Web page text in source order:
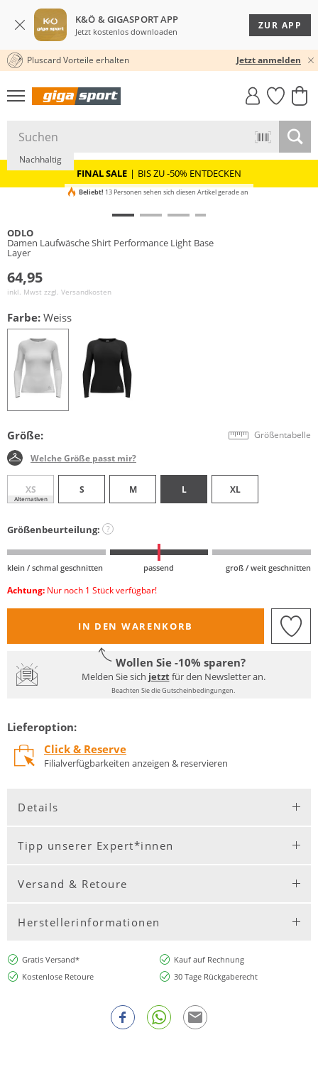
K&Ö & GIGASPORT APP
Jetzt kostenlos downloaden
ZUR APP
30 TAGE RÜCKGABERECHT
Pluscard Vorteile erhalten Jetzt anmelden
GIGASTYLE
FAHRRAD­
MUST-HAVE
FINAL SALE | BIS ZU -50% ENTDECKEN
Nachhaltig
Beliebt! 13 Personen sehen sich diesen Artikel gerade an
ODLO
Damen Laufwäsche Shirt Performance Light Base
Layer
64,95
inkl. Mwst zzgl. Versandkosten
Farbe: Weiss
Größe: Größentabelle
Welche Größe passt mir?
XS
Alternativen
S M L XL
Größenbeurteilung: ?
klein / schmal geschnitten passend groß / weit geschnitten
Achtung: Nur noch 1 Stück verfügbar!
IN DEN WARENKORB
Wollen Sie -10% sparen?
Melden Sie sich jetztfür den Newsletter an.
Beachten Sie die Gutscheinbedingungen.
Lieferoption:
Click & Reserve
Filialverfügbarkeiten anzeigen & reservieren
Details
Tipp unserer Expert*innen
Versand & Retoure
Herstellerinformationen
Gratis Versand*
Kauf auf Rechnung
Kostenlose Retoure
30 Tage Rückgaberecht